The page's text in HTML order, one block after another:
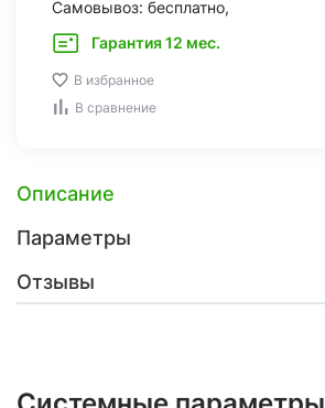
Самовывоз: бесплатно,
Гарантия 12 мес.
В избранное
В сравнение
Описание
Параметры
Отзывы